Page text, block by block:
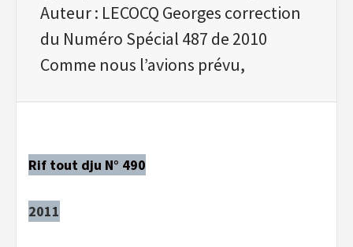
Auteur : LECOCQ Georges correction
du Numéro Spécial 487 de 2010
Comme nous l’avions prévu,
Rif tout dju N° 490
2011